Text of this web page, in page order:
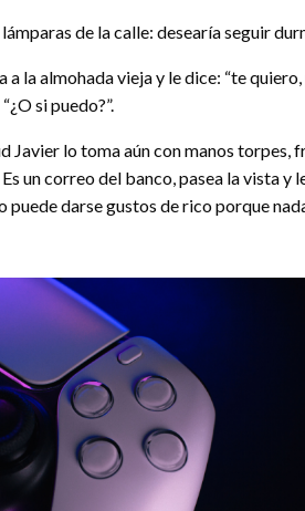
de la calle: desearía seguir
la almohada vieja y le dice: “te
si puedo?”.
Javier lo toma aún con manos torpes,
un correo del banco, pasea la vista y
puede darse gustos de rico porque